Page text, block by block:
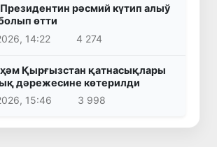
рәсмий күтип алыў
өтти
14:22
4 274
Қырғызстан қатнасықлары
дәрежесине көтерилди
15:46
3 998